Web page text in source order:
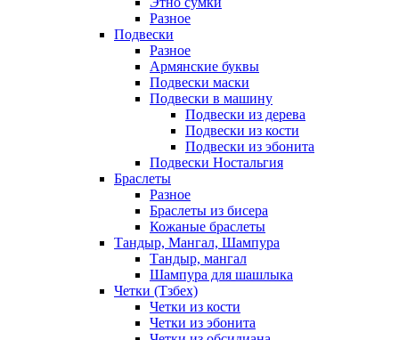
Разное
Подвески
Разное
Армянские буквы
Подвески маски
Подвески в машину
Подвески из дерева
Подвески из кости
Подвески из эбонита
Подвески Ностальгия
Браслеты
Разное
Браслеты из бисера
Кожаные браслеты
Тандыр, Мангал, Шампура
Тандыр, мангал
Шампура для шашлыка
Четки (Тзбех)
Четки из кости
Четки из эбонита